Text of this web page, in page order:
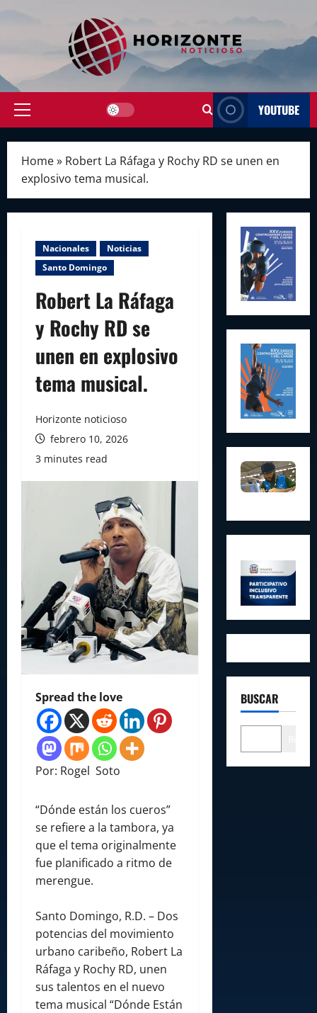
Primary
YOUTUBE
Home» Robert La Ráfaga y Rochy RD se unen en
explosivo tema musical.
Nacionales
Noticias
Santo Domingo
Robert La Ráfaga
y Rochy RD se
unen en explosivo
tema musical.
Horizonte noticioso
febrero 10, 2026
3 minutes read
Spread the love
Por: Rogel Soto
“Dónde están los cueros”
se refiere a la tambora, ya
que el tema originalmente
fue planificado a ritmo de
merengue.
Santo Domingo, R.D. – Dos
potencias del movimiento
urbano caribeño, Robert La
Ráfaga y Rochy RD, unen
sus talentos en el nuevo
tema musical “Dónde Están
BUSCAR